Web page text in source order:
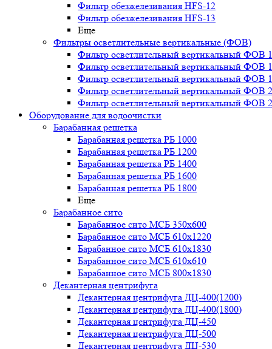
Фильтр обезжелезивания HFS-12
Фильтр обезжелезивания HFS-13
Еще
Фильтры осветлительные вертикальные (ФОВ)
Фильтр осветлительный вертикальный ФОВ
Фильтр осветлительный вертикальный ФОВ
Фильтр осветлительный вертикальный ФОВ
Фильтр осветлительный вертикальный ФОВ
Фильтр осветлительный вертикальный ФОВ
Оборудование для водоочистки
Барабанная решетка
Барабанная решетка РБ 1000
Барабанная решетка РБ 1200
Барабанная решетка РБ 1400
Барабанная решетка РБ 1600
Барабанная решетка РБ 1800
Еще
Барабанное сито
Барабанное сито МСБ 350x600
Барабанное сито МСБ 610x1220
Барабанное сито МСБ 610x1830
Барабанное сито МСБ 610x610
Барабанное сито МСБ 800x1830
Декантерная центрифуга
Декантерная центрифуга ДЦ-400(1200)
Декантерная центрифуга ДЦ-400(1800)
Декантерная центрифуга ДЦ-450
Декантерная центрифуга ДЦ-500
Декантерная центрифуга ДЦ-530